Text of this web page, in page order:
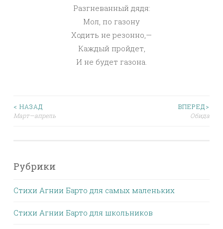
Разгневанный дядя:
Мол, по газону
Ходить не резонно,—
Каждый пройдет,
И не будет газона.
< НАЗАД
Март—апрель
ВПЕРЕД>
Обида
Рубрики
Стихи Агнии Барто для самых маленьких
Стихи Агнии Барто для школьников